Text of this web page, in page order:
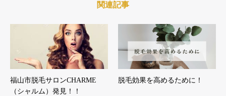
関連記事
福山市脱毛サロンCHARME
（シャルム）発見！！
脱毛効果を高めるために！